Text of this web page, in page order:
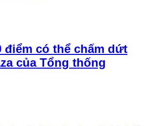
điểm có thể chấm dứt
của Tổng thống